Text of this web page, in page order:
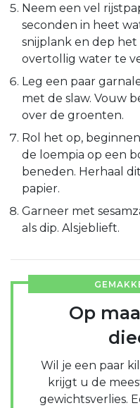
Neem een vel
seconden in heet
snijplank en dep
overtollig water te
Leg een paar
met de slaw. Vouw
over de groenten.
Rol het op,
de loempia op een
beneden. Herhaal
papier.
Garneer met
als dip. Alsjeblieft.
Op
Wil je een paar
krijgt u de
gewichtsverlies.